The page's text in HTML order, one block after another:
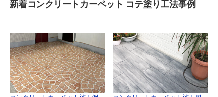
新着コンクリートカーペット コテ塗り工法事例